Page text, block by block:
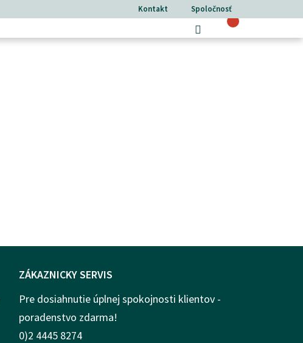
Kontakt Spoločnosť
ZÁKAZNICKY SERVIS
Pre dosiahnutie úplnej spokojnosti klientov -
poradenstvo zdarma!
0)2 4445 8274